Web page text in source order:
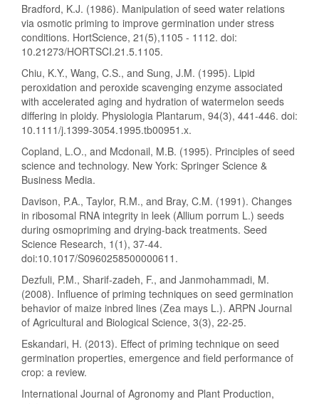
Bradford, K.J. (1986). Manipulation of seed water relations
via osmotic priming to improve germination under stress
conditions. HortScience, 21(5),1105 - 1112. doi:
10.21273/HORTSCI.21.5.1105.
Chiu, K.Y., Wang, C.S., and Sung, J.M. (1995). Lipid
peroxidation and peroxide scavenging enzyme associated
with accelerated aging and hydration of watermelon seeds
differing in ploidy. Physiologia Plantarum, 94(3), 441-446. doi:
10.1111/j.1399-3054.1995.tb00951.x.
Copland, L.O., and Mcdonail, M.B. (1995). Principles of seed
science and technology. New York: Springer Science &
Business Media.
Davison, P.A., Taylor, R.M., and Bray, C.M. (1991). Changes
in ribosomal RNA integrity in leek (Allium porrum L.) seeds
during osmopriming and drying-back treatments. Seed
Science Research, 1(1), 37-44.
doi:10.1017/S0960258500000611.
Dezfuli, P.M., Sharif-zadeh, F., and Janmohammadi, M.
(2008). Influence of priming techniques on seed germination
behavior of maize inbred lines (Zea mays L.). ARPN Journal
of Agricultural and Biological Science, 3(3), 22-25.
Eskandari, H. (2013). Effect of priming technique on seed
germination properties, emergence and field performance of
crop: a review.
International Journal of Agronomy and Plant Production,